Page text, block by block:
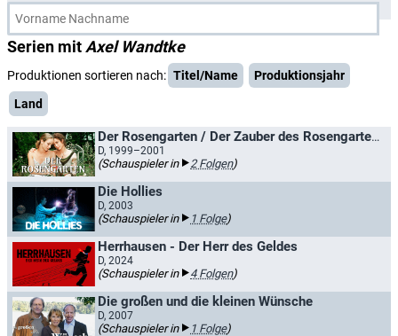
Serien mit Axel Wandtke
Produktionen sortieren nach: Titel/Name
Produktionsjahr
Land
Der Rosengarten / Der Zauber des Rosengartens
D, 1999–2001
(Schauspieler in 2 Folgen)
Die Hollies
D, 2003
(Schauspieler in 1 Folge)
Herrhausen - Der Herr des Geldes
D, 2024
(Schauspieler in 4 Folgen)
Die großen und die kleinen Wünsche
D, 2007
(Schauspieler in 1 Folge)